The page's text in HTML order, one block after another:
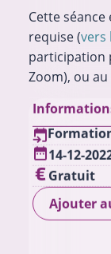
Cette
requise (vers
participation
Zoom), ou au
14-12-
Gratuit
Ajouter